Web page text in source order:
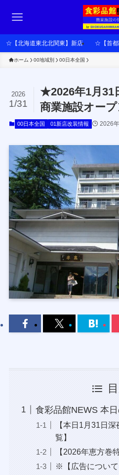
☆【北海道東北北関東】新店 ☆【首都
ホーム 00地域別 00日本全国
★2026年1月31
商業施設オー
2026
1/31
00日本全国 01新店改装情報 2026
食彩品館NEWS 本
【本日1月31日
覧】
【2026年恵方巻
※【広告について